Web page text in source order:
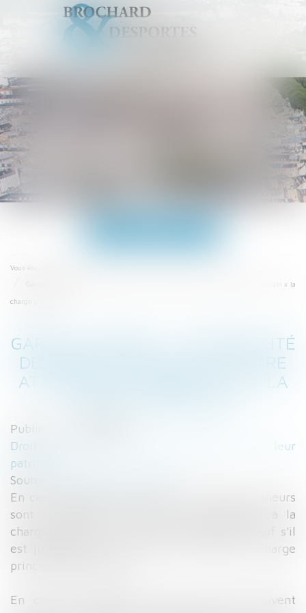
Vous êtes ici :
Garde alternée : l'intégralité des parts fiscales peut être attribuée au parent qui a la
charge principale
GARDE ALTERNÉE : L'INTÉGRALITÉ
DES PARTS FISCALES PEUT ÊTRE
ATTRIBUÉE AU PARENT QUI A LA
Publié le :
Droit de la famille, des personnes et de leur
patrimoine
Source :
En cas de résidence alternée, les enfants mineurs
sont considérés comme étant fiscalement à la
charge égale de l'un et de l'autre parent, sauf s'il
est justifié que l'un d'entre eux assume la charge
principale des enfants.
En cas de résidence alternée (encore souvent